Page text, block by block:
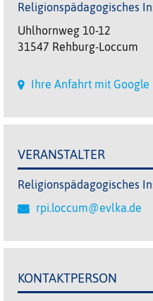
Religionspädagogisches
Uhlhornweg 10-12
31547 Rehburg-Loccum
Ihre Anfahrt mit Google
VERANSTALTER
Religionspädagogisches
rpi.loccum@evlka.de
KONTAKTPERSON